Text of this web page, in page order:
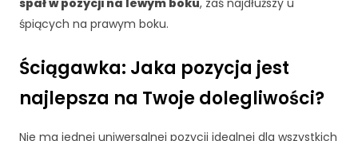
śpiących na prawym boku.
Ściągawka: Jaka pozycja jest
najlepsza na Twoje dolegliwości?
Nie ma jednej uniwersalnej pozycji idealnej dla wszystkich
n
ą
e
r
n